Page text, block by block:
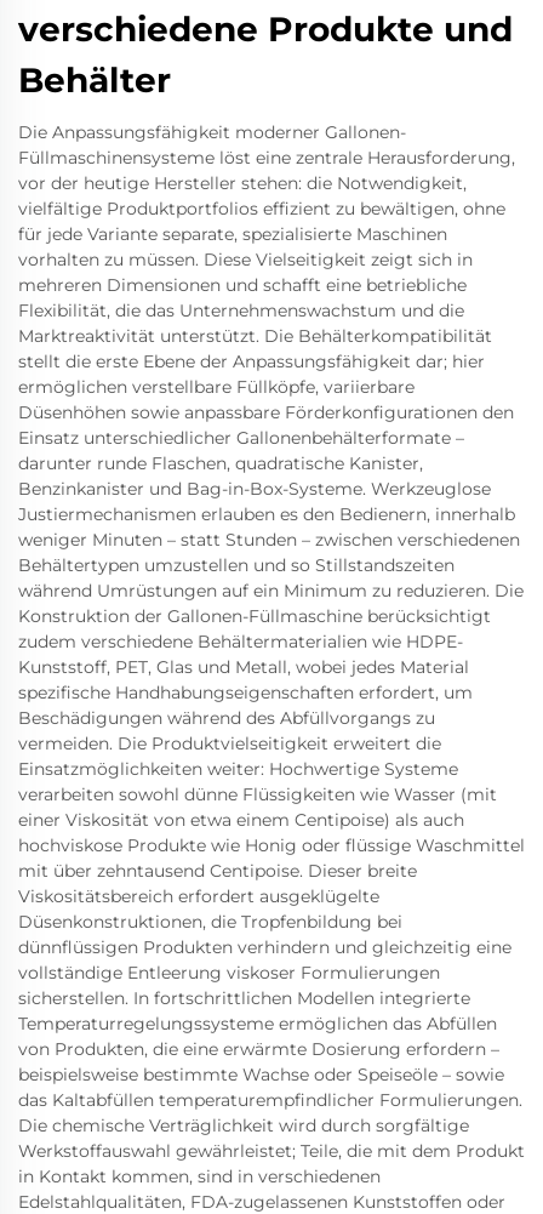
verschiedene Produkte und
Behälter
Die Anpassungsfähigkeit moderner Gallonen-
Füllmaschinensysteme löst eine zentrale Herausforderung,
vor der heutige Hersteller stehen: die Notwendigkeit,
vielfältige Produktportfolios effizient zu bewältigen, ohne
für jede Variante separate, spezialisierte Maschinen
vorhalten zu müssen. Diese Vielseitigkeit zeigt sich in
mehreren Dimensionen und schafft eine betriebliche
Flexibilität, die das Unternehmenswachstum und die
Marktreaktivität unterstützt. Die Behälterkompatibilität
stellt die erste Ebene der Anpassungsfähigkeit dar; hier
ermöglichen verstellbare Füllköpfe, variierbare
Düsenhöhen sowie anpassbare Förderkonfigurationen den
Einsatz unterschiedlicher Gallonenbehälterformate –
darunter runde Flaschen, quadratische Kanister,
Benzinkanister und Bag-in-Box-Systeme. Werkzeuglose
Justiermechanismen erlauben es den Bedienern, innerhalb
weniger Minuten – statt Stunden – zwischen verschiedenen
Behältertypen umzustellen und so Stillstandszeiten
während Umrüstungen auf ein Minimum zu reduzieren. Die
Konstruktion der Gallonen-Füllmaschine berücksichtigt
zudem verschiedene Behältermaterialien wie HDPE-
Kunststoff, PET, Glas und Metall, wobei jedes Material
spezifische Handhabungseigenschaften erfordert, um
Beschädigungen während des Abfüllvorgangs zu
vermeiden. Die Produktvielseitigkeit erweitert die
Einsatzmöglichkeiten weiter: Hochwertige Systeme
verarbeiten sowohl dünne Flüssigkeiten wie Wasser (mit
einer Viskosität von etwa einem Centipoise) als auch
hochviskose Produkte wie Honig oder flüssige Waschmittel
mit über zehntausend Centipoise. Dieser breite
Viskositätsbereich erfordert ausgeklügelte
Düsenkonstruktionen, die Tropfenbildung bei
dünnflüssigen Produkten verhindern und gleichzeitig eine
vollständige Entleerung viskoser Formulierungen
sicherstellen. In fortschrittlichen Modellen integrierte
Temperaturregelungssysteme ermöglichen das Abfüllen
von Produkten, die eine erwärmte Dosierung erfordern –
beispielsweise bestimmte Wachse oder Speiseöle – sowie
das Kaltabfüllen temperaturempfindlicher Formulierungen.
Die chemische Verträglichkeit wird durch sorgfältige
Werkstoffauswahl gewährleistet; Teile, die mit dem Produkt
in Kontakt kommen, sind in verschiedenen
Edelstahlqualitäten, FDA-zugelassenen Kunststoffen oder